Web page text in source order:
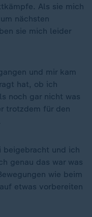
Als sie mich
nächsten
sie mich leider
und mir kam
hat, ob ich
noch gar nicht was
trotzdem für den
beigebracht und ich
genau das war was
wie beim
etwas vorbereiten